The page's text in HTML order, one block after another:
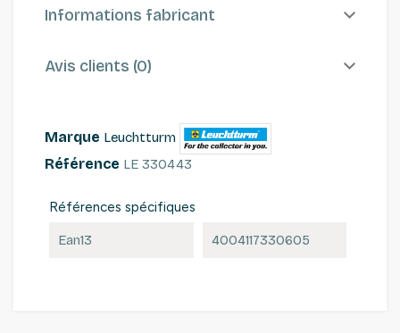
Informations fabricant
Avis clients (0)
Marque Leuchtturm
Référence LE 330443
Références spécifiques
Ean13 4004117330605